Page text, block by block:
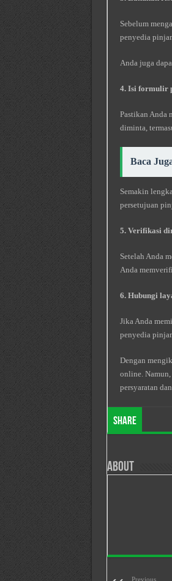
Sebelum
penyedia
Anda juga
4. Isi formulir
Pastikan Anda
diminta,
Baca
Semakin
persetujuan
5. Verifikasi
Setelah Anda
Anda
6. Hubungi
Jika Anda
penyedia
Dengan
online.
persyaratan
Share
About
Previous